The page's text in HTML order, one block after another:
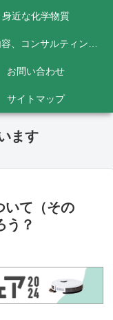
身近な化学物質
事業内容、コンサルティング料金など
お問い合わせ
サイトマップ
ます
いて（その
う？